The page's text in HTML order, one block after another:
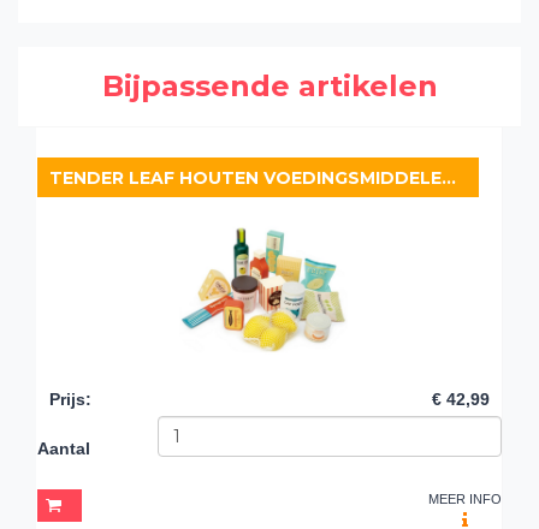
Bijpassende artikelen
TENDER LEAF HOUTEN VOEDINGSMIDDELENSET
Prijs: € 42,99
Aantal
MEER INFO